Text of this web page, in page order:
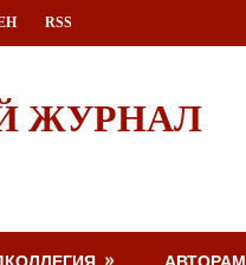
RSS
ЖУРНАЛ
АВТОРАМ